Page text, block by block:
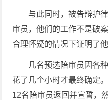
与此同时，被告辩护
审员，他们的工作不是破
合理怀疑的情况下证明了
几名预选陪审员因各
花了几个小时才最终确定
12名陪审员返回并宣誓，